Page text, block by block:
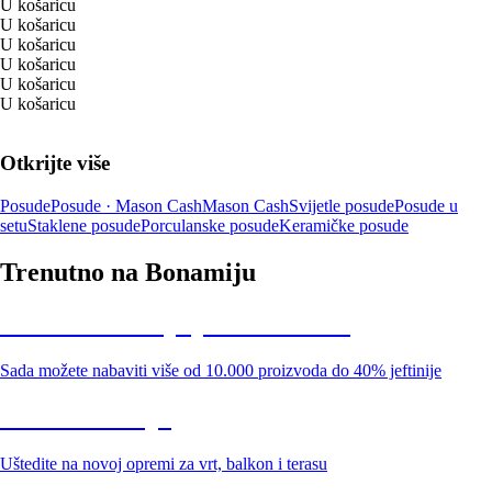
U košaricu
U košaricu
U košaricu
U košaricu
U košaricu
U košaricu
Otkrijte više
PosudePosude · Mason CashMason CashSvijetle posudePosude u
setuStaklene posudePorculanske posudeKeramičke posude
Trenutno na Bonamiju
Sada možete nabaviti više od 10.000 proizvoda do 40% jeftinije
Uštedite na novoj opremi za vrt, balkon i terasu